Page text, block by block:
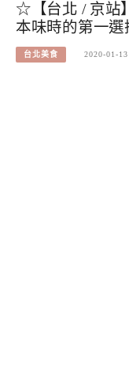
☆【台北 / 京站
本味時的第一選
台北美食 2020-01-13